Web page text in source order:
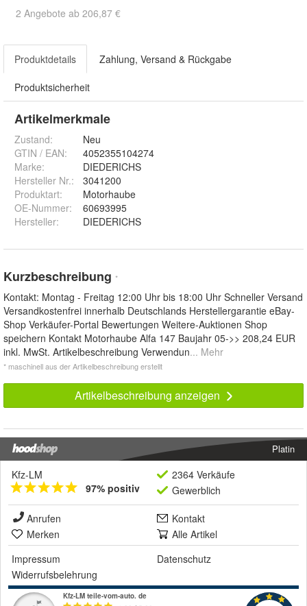
2 Angebote ab 206,87 €
Produktdetails Zahlung, Versand & Rückgabe
Produktsicherheit
Artikelmerkmale
Zustand:
Neu
GTIN / EAN:
4052355104274
Marke:
DIEDERICHS
Hersteller Nr.:
3041200
Produktart:
Motorhaube
OE-Nummer:
60693995
Hersteller: DIEDERICHS
Kurzbeschreibung *
Kontakt: Montag - Freitag 12:00 Uhr bis 18:00 Uhr Schneller Versand
Versandkostenfrei innerhalb Deutschlands Herstellergarantie eBay-
Shop Verkäufer-Portal Bewertungen Weitere-Auktionen Shop
speichern Kontakt Motorhaube Alfa 147 Baujahr 05->> 208,24 EUR
inkl. MwSt. Artikelbeschreibung Verwendun... Mehr
* maschinell aus der Artikelbeschreibung erstellt
Artikelbeschreibung anzeigen
Platin
Kfz-LM
97% positiv
2364 Verkäufe
Gewerblich
Anrufen
Kontakt
Merken
Alle Artikel
Impressum
Datenschutz
Widerrufsbelehrung